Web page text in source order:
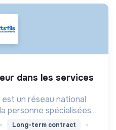
un réseau national
personne spécialisées
les personnes âgées.
Long-term contract